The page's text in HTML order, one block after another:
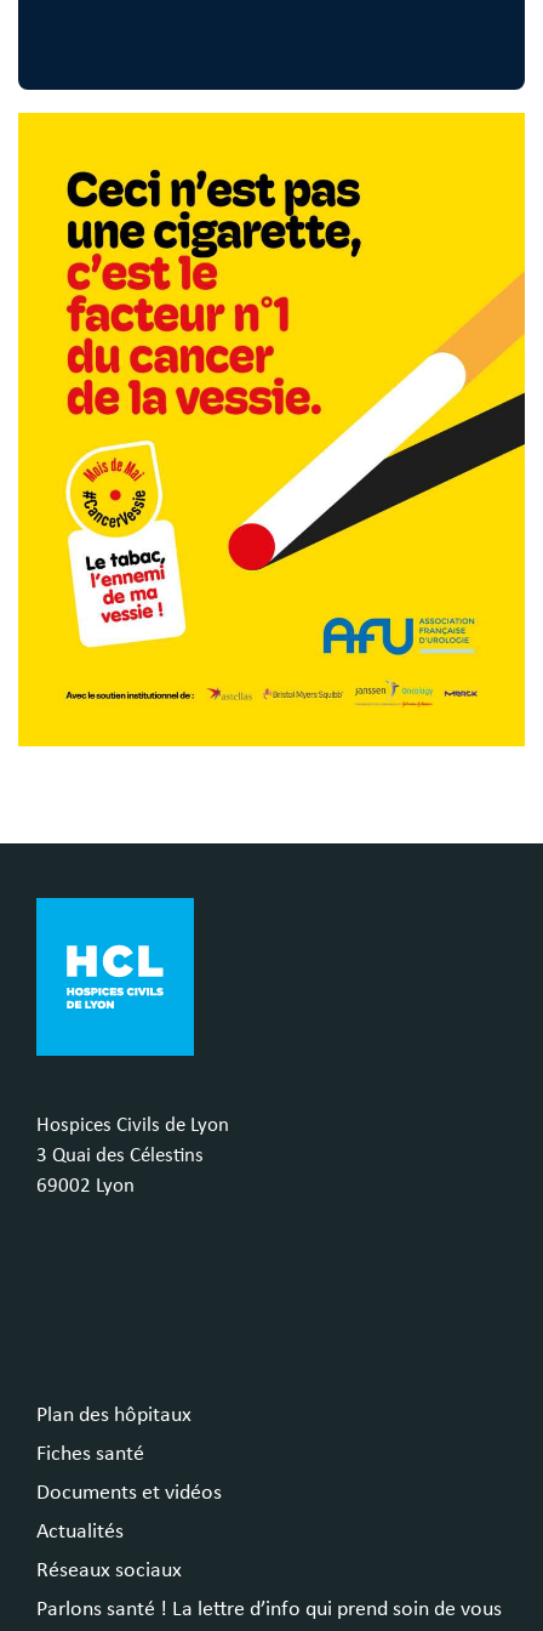
Hospices Civils de Lyon
3 Quai des Célestins
69002 Lyon
Plan des hôpitaux
Fiches santé
Documents et vidéos
Actualités
Réseaux sociaux
Parlons santé ! La lettre d’info qui prend soin de vous